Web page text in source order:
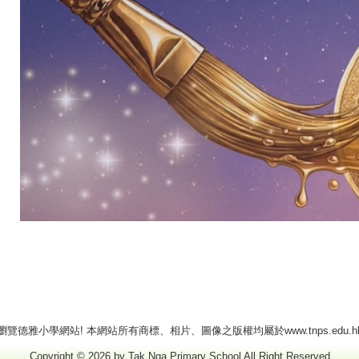
覽德雅小學網站! 本網站所有商標、相片、圖像之版權均屬於
Copyright © 2026 by Tak Nga Primary School All Right Reserved